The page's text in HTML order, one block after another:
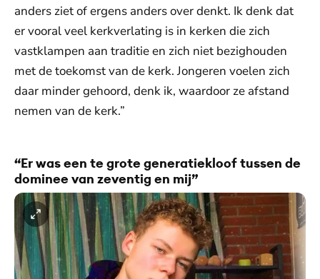
anders ziet of ergens anders over denkt. Ik denk dat
er vooral veel kerkverlating is in kerken die zich
vastklampen aan traditie en zich niet bezighouden
met de toekomst van de kerk. Jongeren voelen zich
daar minder gehoord, denk ik, waardoor ze afstand
nemen van de kerk.”
“Er was een te grote generatiekloof tussen de
dominee van zeventig en mij”